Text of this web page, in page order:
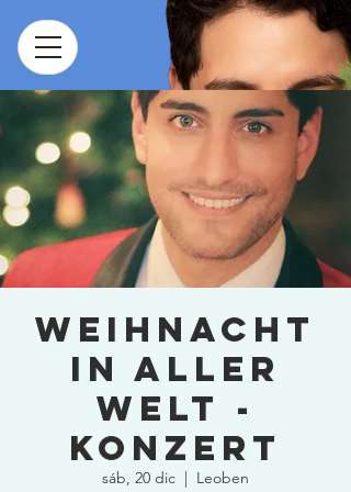
Weihnacht
in aller
Welt -
Konzert
sáb, 20 dic
  |
Leoben